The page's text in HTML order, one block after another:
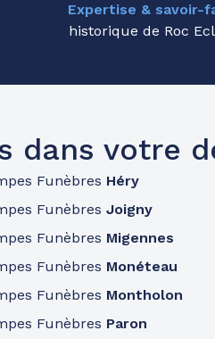
Expertise & savoir-
historique de Roc
dans votre
Funèbres Héry
Funèbres Joigny
Funèbres Migennes
Funèbres Monéteau
Funèbres Montholon
Funèbres Paron